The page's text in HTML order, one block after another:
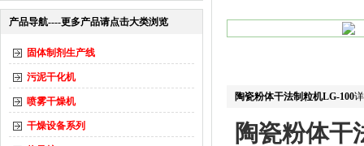
产品导航----更多产品请点击大类浏览
固体制剂生产线
污泥干化机
喷雾干燥机
干燥设备系列
陶瓷粉体干法制粒机LG-100
陶瓷粉体干